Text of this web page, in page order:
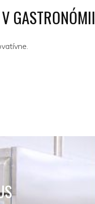
GASTRONÓMII